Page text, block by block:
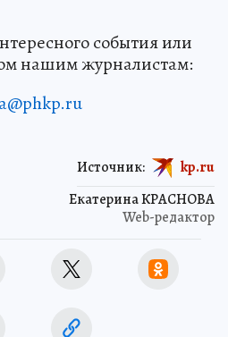
события или
нашим журналистам:
Екатерина КРАСНОВА
Web-редактор
Источник: kp.ru